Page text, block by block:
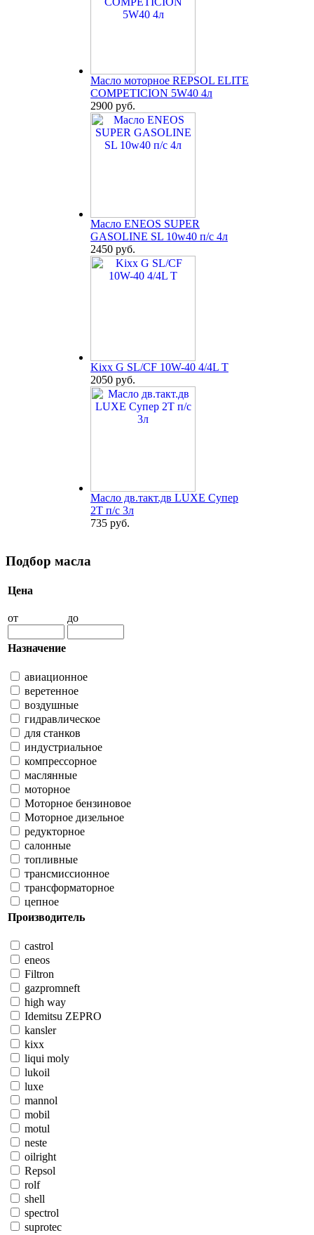
Масло моторное REPSOL ELITE
COMPETICION 5W40 4л
2900 руб.
Масло ENEOS SUPER
GASOLINE SL 10w40 п/с 4л
2450 руб.
Kixx G SL/CF 10W-40 4/4L T
2050 руб.
Масло дв.такт.дв LUXE Супер
2Т п/с 3л
735 руб.
Подбор масла
Цена
от до
Назначение
авиационное
веретенное
воздушные
гидравлическое
для станков
индустриальное
компрессорное
маслянные
моторное
Моторное бензиновое
Моторное дизельное
редукторное
салонные
топливные
трансмиссионное
трансформаторное
цепное
Производитель
castrol
eneos
Filtron
gazpromneft
high way
Idemitsu ZEPRO
kansler
kixx
liqui moly
lukoil
luxe
mannol
mobil
motul
neste
oilright
Repsol
rolf
shell
spectrol
suprotec